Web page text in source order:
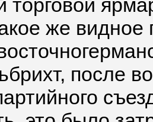
же видное
после